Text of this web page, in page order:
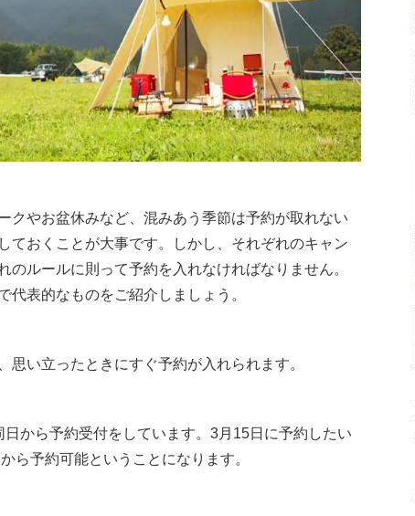
クやお盆休みなど、混みあう季節は予約が取れない
ておくことが大事です。しかし、それぞれのキャン
ルールに則って予約を入れなければなりません。
表的なものをご紹介しましょう。
い立ったときにすぐ予約が入れられます。
から予約受付をしています。3月15日に予約したい
ら予約可能ということになります。